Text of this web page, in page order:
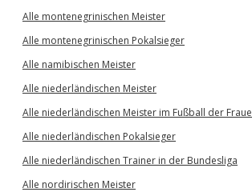
Alle montenegrinischen Meister
Alle montenegrinischen Pokalsieger
Alle namibischen Meister
Alle niederländischen Meister
Alle niederländischen Meister im Fußball der
Alle niederländischen Pokalsieger
Alle niederländischen Trainer in der Bundesliga
Alle nordirischen Meister